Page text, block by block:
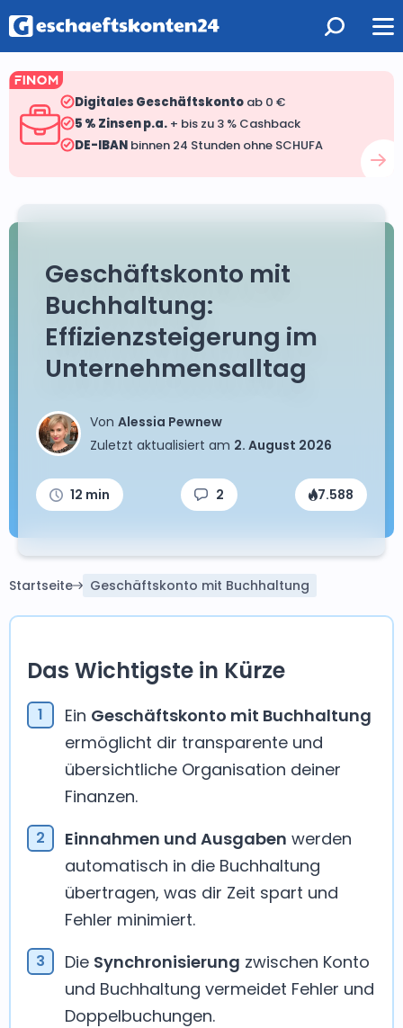
Digitales Geschäftskonto ab 0 €
5 % Zinsen p.a. + bis zu 3 % Cashback
DE-IBAN binnen 24 Stunden ohne SCHUFA
Geschäftskonto mit
Buchhaltung:
Effizienzsteigerung im
Unternehmensalltag
Von Alessia Pewnew
Zuletzt aktualisiert am 2. August 2026
12 min 2 7.588
Startseite Geschäftskonto mit Buchhaltung
Das Wichtigste in Kürze
Ein Geschäftskonto mit Buchhaltung
ermöglicht dir transparente und
übersichtliche Organisation deiner
Finanzen.
Einnahmen und Ausgaben werden
automatisch in die Buchhaltung
übertragen, was dir Zeit spart und
Fehler minimiert.
Die Synchronisierung zwischen Konto
und Buchhaltung vermeidet Fehler und
Doppelbuchungen.